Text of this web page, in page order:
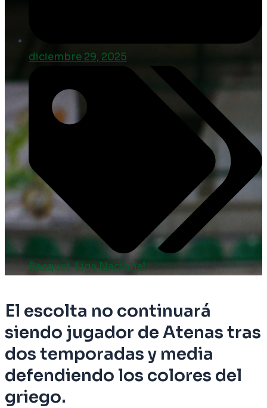
diciembre 29, 2025
Basquet,Liga Nacional
El escolta no continuará
siendo jugador de Atenas tras
dos temporadas y media
defendiendo los colores del
griego.